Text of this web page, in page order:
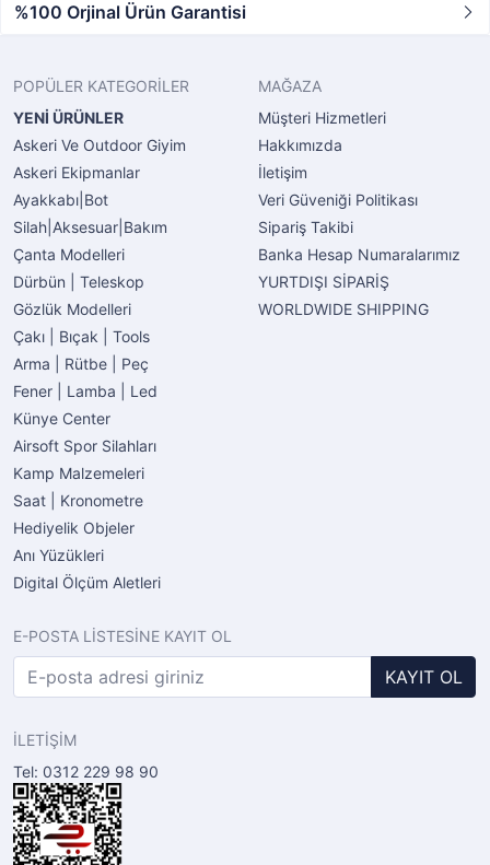
%100 Orjinal Ürün Garantisi
POPÜLER KATEGORİLER
YENİ ÜRÜNLER
Askeri Ve Outdoor Giyim
Askeri Ekipmanlar
Ayakkabı|Bot
Silah|Aksesuar|Bakım
Çanta Modelleri
Dürbün | Teleskop
Gözlük Modelleri
Çakı | Bıçak | Tools
Arma | Rütbe | Peç
Fener | Lamba | Led
Künye Center
Airsoft Spor Silahları
Kamp Malzemeleri
Saat | Kronometre
Hediyelik Objeler
Anı Yüzükleri
Digital Ölçüm Aletleri
MAĞAZA
Müşteri Hizmetleri
Hakkımızda
İletişim
Veri Güveniği Politikası
Sipariş Takibi
Banka Hesap Numaralarımız
YURTDIŞI SİPARİŞ
WORLDWIDE SHIPPING
E-POSTA LİSTESİNE KAYIT OL
KAYIT OL
İLETİŞİM
Tel: 0312 229 98 90